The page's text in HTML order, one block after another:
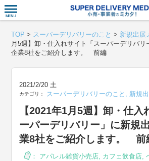
TOP > スーパーデリバリーのこと > 新規出展
月5週】卸・仕入れサイト「スーパーデリバリ
企業8社をご紹介します。 前編
2021/2/20 土
カテゴリ： スーパーデリバリーのこと , 新規
【2021年1月5週】卸・仕入
ーパーデリバリー」に新規
業8社をご紹介します。 前
： アパレル雑貨小売店, カフェ飲食店,